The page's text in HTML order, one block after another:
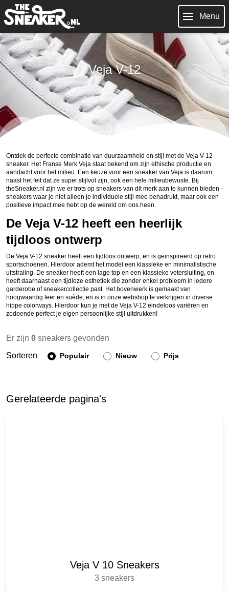
Menu
Veja V-12
Ontdek de perfecte combinatie van duurzaamheid en stijl met de Veja V-12
sneaker. Het Franse Merk Veja staat bekend om zijn ethische productie en
aandacht voor het milieu. Een keuze voor een sneaker van Veja is daarom,
naast het feit dat ze super stijlvol zijn, ook een hele milieubewuste. Bij
theSneaker.nl zijn we er trots op sneakers van dit merk aan te kunnen bieden -
sneakers waar je niet alleen je individuele stijl mee benadrukt, maar ook een
positieve impact mee hebt op de wereld om ons heen.
De Veja V-12 heeft een heerlijk
tijdloos ontwerp
De Veja V-12 sneaker heeft een tijdloos ontwerp, en is geïnspireerd op retro
sportschoenen. Hierdoor ademt het model een klassieke en minimalistische
uitstraling. De sneaker heeft een lage top en een klassieke vetersluiting, en
heeft daarnaast een tijdloze esthetiek die zonder enkel probleem in iedere
garderobe of sneakercollectie past. Het bovenwerk is gemaakt van
hoogwaardig leer en suède, en is in onze webshop te verkrijgen in diverse
hippe colorways. Hierdoor kun je met de Veja V-12 eindeloos variëren en
zodoende perfect je eigen persoonlijke stijl uitdrukken!
Er zijn 0 sneakers gevonden
Sorteren
Populair Nieuw Prijs
Gerelateerde pagina's
Veja V 10 Sneakers
3 sneakers